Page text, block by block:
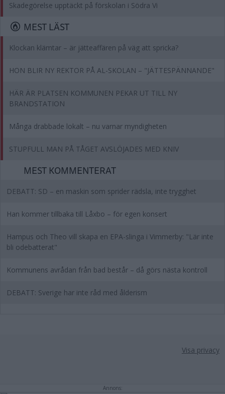
Skadegörelse upptäckt på förskolan i Södra Vi
MEST LÄST
Klockan klämtar – är jätteaffären på väg att spricka?
HON BLIR NY REKTOR PÅ AL-SKOLAN – "JÄTTESPÄNNANDE"
HÄR ÄR PLATSEN KOMMUNEN PEKAR UT TILL NY
BRANDSTATION
Många drabbade lokalt – nu varnar myndigheten
STUPFULL MAN PÅ TÅGET AVSLÖJADES MED KNIV
MEST KOMMENTERAT
DEBATT: SD – en maskin som sprider rädsla, inte trygghet
Han kommer tillbaka till Låxbo – för egen konsert
Hampus och Theo vill skapa en EPA-slinga i Vimmerby: "Lär inte
bli odebatterat"
Kommunens avrådan från bad består – då görs nästa kontroll
DEBATT: Sverige har inte råd med ålderism
Visa privacy
Annons: